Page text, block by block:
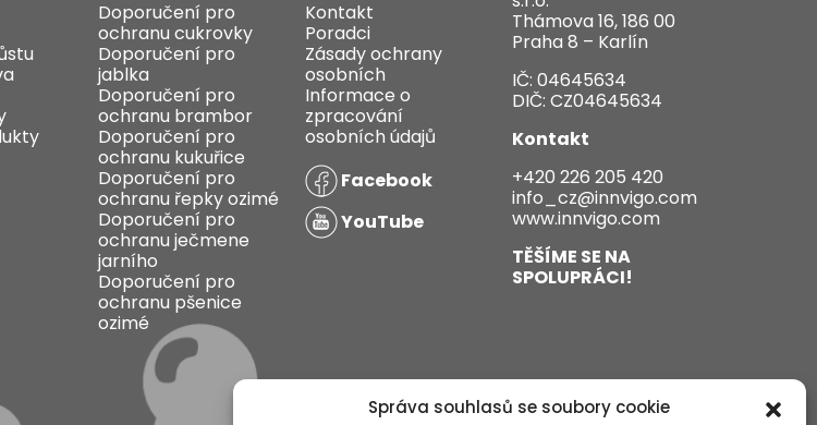
Správa souhlasů se soubory cookie
Doporučení pro
ochranu cukrovky
Doporučení pro
jablka
Doporučení pro
ochranu brambor
Doporučení pro
ochranu kukuřice
Doporučení pro
ochranu řepky ozimé
Doporučení pro
ochranu ječmene
jarního
Doporučení pro
ochranu pšenice
ozimé
Kontakt
Poradci
Zásady ochrany
osobních
Informace o
zpracování
osobních údajů
Facebook
YouTube
Thámova 16, 186 00
Praha 8 – Karlín
IČ: 04645634
DIČ: CZ04645634
Kontakt
+420 226 205 420
info_cz@innvigo.com
www.innvigo.com
TĚŠÍME SE NA
SPOLUPRÁCI!